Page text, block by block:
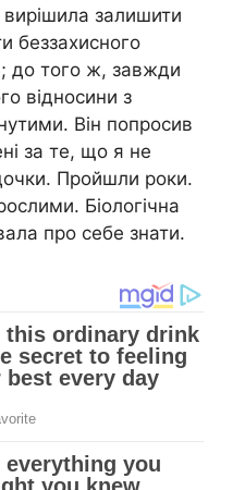
залишити
беззахисного
до того ж, завжди
відносини з
Він попросив
за те, що я не
Пройшли роки.
Біологічна
про себе знати.